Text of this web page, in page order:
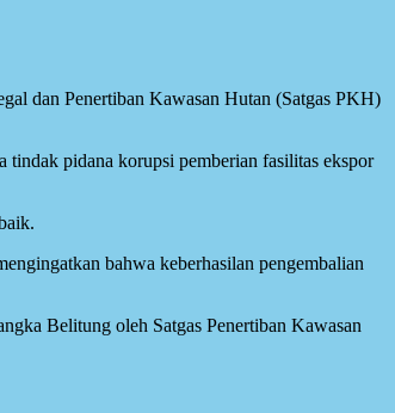
dan Penertiban Kawasan Hutan (Satgas PKH)
tindak pidana korupsi pemberian fasilitas ekspor
bahwa keberhasilan pengembalian
Belitung oleh Satgas Penertiban Kawasan